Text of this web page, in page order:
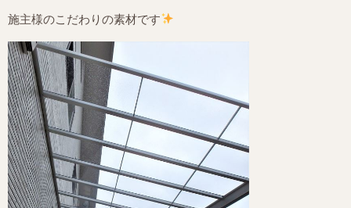
施主様のこだわりの素材です